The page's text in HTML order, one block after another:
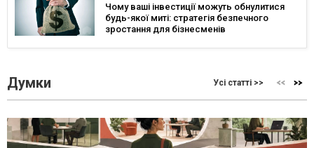
Чому ваші інвестиції можуть обнулитися
будь-якої миті: стратегія безпечного
зростання для бізнесменів
Думки Усі статті >>